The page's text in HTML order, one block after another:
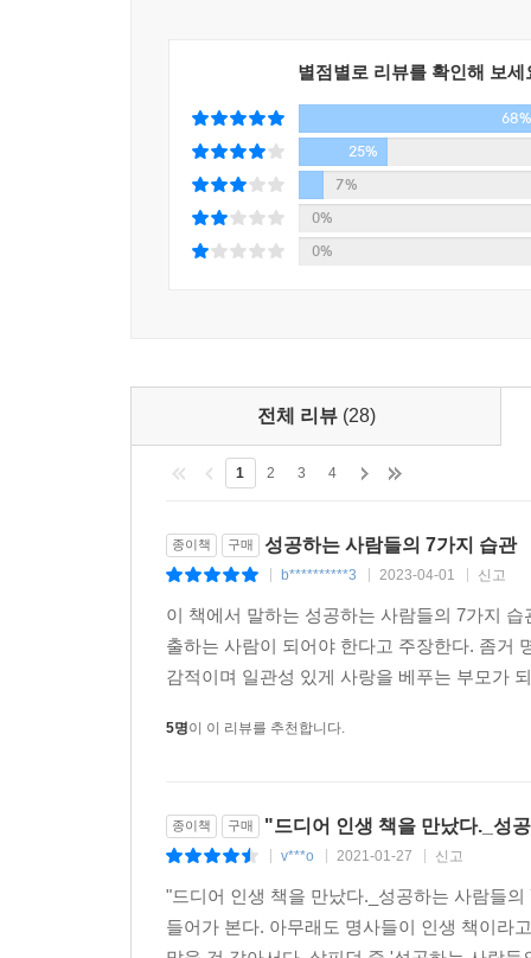
한국의 도서시장에 비슷한 종류의 제목들을 양
경영을 실천해야 한다는 확고한 시각과 비전을 제
인간이 가진 네 가지 천부적인 능력(자아의식,
어떤 처지에 있는 사람이나 기업이든지 분위
우리 시대 지성인에게 변치 않는 삶의 좌표를 밝혀
리더십 이론의 권위자 스티븐 코비의 7가지 습관!
수많은 사상가들의 영감과 지혜를 모은 책
성공에 관한 동서고금의 문헌들에 바탕을 둔
일으켰다. 이 책은 테크닉 위주의 처세술서를 덮
주도하였다.
코비 박사는 단순한 기교나 처세보다 스스로 목
인생의 나침반이 되어 줄 7가지 습관
습관이 운명을 바꾼다! 이 메시지는 목표를 향
변화시킨다. 25년이 지난 오늘에도 이 책은 인생
별점별로 리뷰를 확인해 보세
68%
25%
7%
0%
0%
전체 리뷰 (28)
1 2 3 4
종이책 구매 성공하는 사람들의 7가지 습관
b**********3 2023-04-01 신고
이 책에서 말하는 성공하는 사람들의 7가지
출하는 사람이 되어야 한다고 주장한다. 좀거
감적이며 일관성 있게 사랑을 베푸는 부모가
5명이 이 리뷰를 추천합니다.
종이책 구매 "드디어 인생 책을 만났다._성
v***o 2021-01-27 신고
"드디어 인생 책을 만났다._성공하는 사람들
들어가 본다. 아무래도 명사들이 인생 책이라